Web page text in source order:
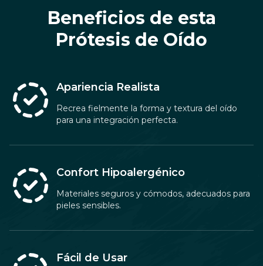
Beneficios de esta
Prótesis de Oído
Apariencia Realista
Recrea fielmente la forma y textura del oído
para una integración perfecta.
Confort Hipoalergénico
Materiales seguros y cómodos, adecuados para
pieles sensibles.
Fácil de Usar